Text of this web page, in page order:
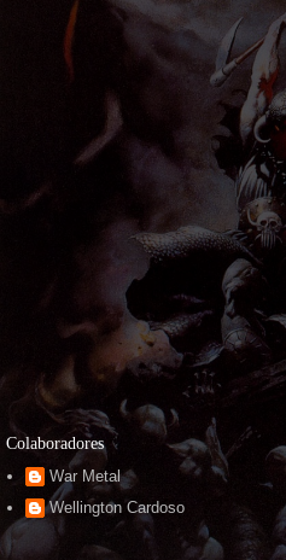
Colaboradores
War Metal
Wellington Cardoso